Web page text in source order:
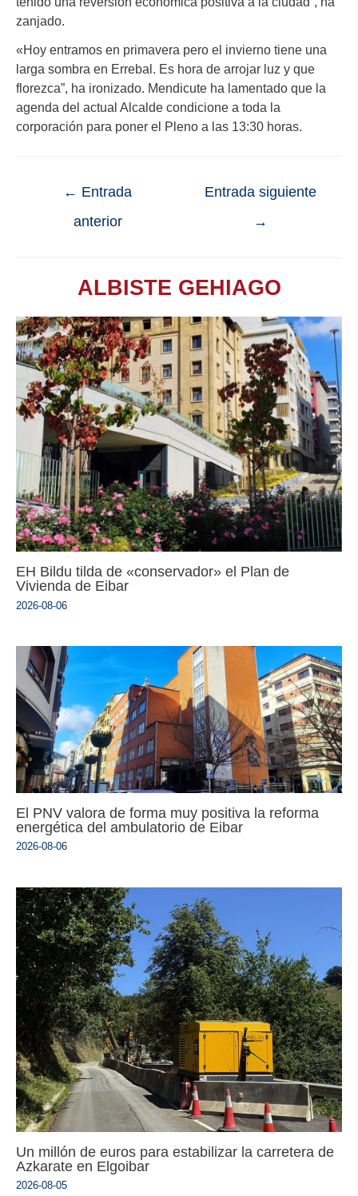
zanjado.
«Hoy entramos en primavera pero el invierno tiene una
larga sombra en Errebal. Es hora de arrojar luz y que
florezca”, ha ironizado. Mendicute ha lamentado que la
agenda del actual Alcalde condicione a toda la
corporación para poner el Pleno a las 13:30 horas.
← Entrada
anterior
Entrada siguiente
→
ALBISTE GEHIAGO
EH Bildu tilda de «conservador» el Plan de
Vivienda de Eibar
2026-08-06
El PNV valora de forma muy positiva la reforma
energética del ambulatorio de Eibar
2026-08-06
Un millón de euros para estabilizar la carretera de
Azkarate en Elgoibar
2026-08-05